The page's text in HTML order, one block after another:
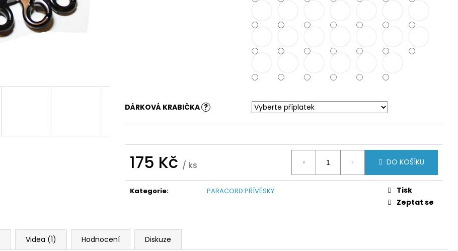
DÁRKOVÁ KRABIČKA ?
175 Kč / ks
cena:
DO KOŠÍKU
Kategorie: PARACORD PŘÍVĚSKY
Tisk
Zeptat se
Videa (1) Hodnocení Diskuze